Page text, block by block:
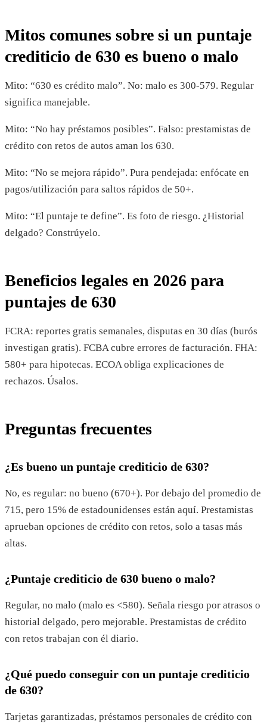
Mitos comunes sobre si un puntaje
crediticio de 630 es bueno o malo
Mito: “630 es crédito malo”. No: malo es 300-579. Regular
significa manejable.
Mito: “No hay préstamos posibles”. Falso: prestamistas de
crédito con retos de autos aman los 630.
Mito: “No se mejora rápido”. Pura pendejada: enfócate en
pagos/utilización para saltos rápidos de 50+.
Mito: “El puntaje te define”. Es foto de riesgo. ¿Historial
delgado? Constrúyelo.
Beneficios legales en 2026 para
puntajes de 630
FCRA: reportes gratis semanales, disputas en 30 días (burós
investigan gratis). FCBA cubre errores de facturación. FHA:
580+ para hipotecas. ECOA obliga explicaciones de
rechazos. Úsalos.
Preguntas frecuentes
¿Es bueno un puntaje crediticio de 630?
No, es regular: no bueno (670+). Por debajo del promedio de
715, pero 15% de estadounidenses están aquí. Prestamistas
aprueban opciones de crédito con retos, solo a tasas más
altas.
¿Puntaje crediticio de 630 bueno o malo?
Regular, no malo (malo es <580). Señala riesgo por atrasos o
historial delgado, pero mejorable. Prestamistas de crédito
con retos trabajan con él diario.
¿Qué puedo conseguir con un puntaje crediticio
de 630?
Tarjetas garantizadas, préstamos personales de crédito con